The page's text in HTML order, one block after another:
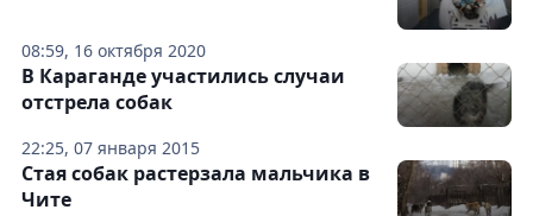
08:59, 16 октября 2020
22:25, 07 января 2015
В Караганде участились случаи
отстрела собак
Стая собак растерзала мальчика в
Чите